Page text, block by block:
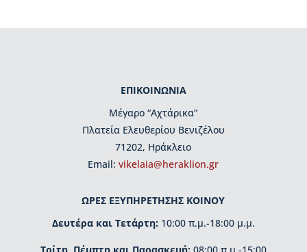
σ
ΕΠΙΚΟΙΝΩΝΙΑ
Μέγαρο “Αχτάρικα”
Πλατεία Ελευθερίου Βενιζέλου
71202, Ηράκλειο
Εmail:vikelaia@heraklion.gr
ΩΡΕΣ ΕΞΥΠΗΡΕΤΗΣΗΣ ΚΟΙΝΟΥ
Δευτέρα και Τετάρτη:10:00 π.μ.-18:00 μ.μ.